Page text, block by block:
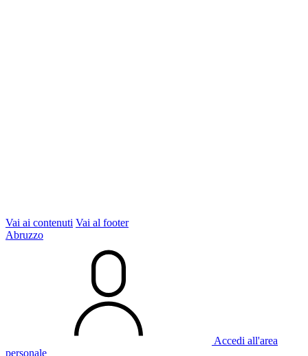
Vai ai contenuti Vai al footer
Abruzzo
Accedi all'area
personale